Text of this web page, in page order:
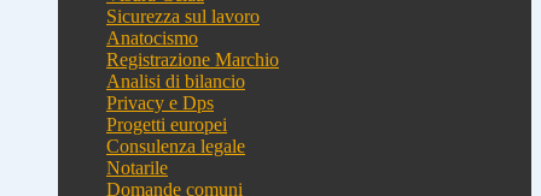
Sicurezza sul lavoro
Anatocismo
Registrazione Marchio
Analisi di bilancio
Privacy e Dps
Progetti europei
Consulenza legale
Notarile
Domande comuni